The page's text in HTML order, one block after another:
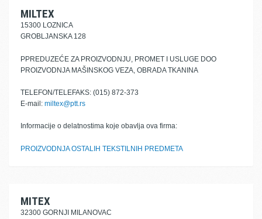
MILTEX
15300 LOZNICA
GROBLJANSKA 128
PPREDUZEĆE ZA PROIZVODNJU, PROMET I USLUGE DOO
PROIZVODNJA MAŠINSKOG VEZA, OBRADA TKANINA
TELEFON/TELEFAKS: (015) 872-373
E-mail: miltex@ptt.rs
Informacije o delatnostima koje obavlja ova firma:
PROIZVODNJA OSTALIH TEKSTILNIH PREDMETA
MITEX
32300 GORNJI MILANOVAC